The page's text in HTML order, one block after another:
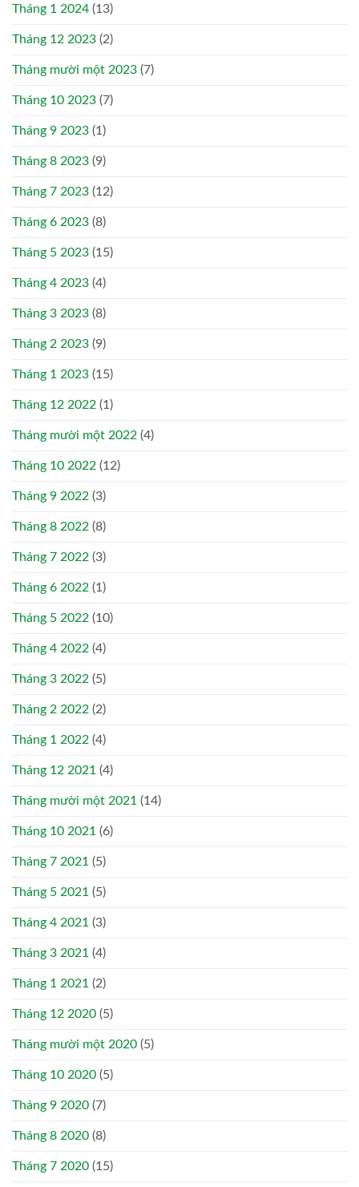
Tháng 1 2024 (13)
Tháng 12 2023 (2)
Tháng mười một 2023 (7)
Tháng 10 2023 (7)
Tháng 9 2023 (1)
Tháng 8 2023 (9)
Tháng 7 2023 (12)
Tháng 6 2023 (8)
Tháng 5 2023 (15)
Tháng 4 2023 (4)
Tháng 3 2023 (8)
Tháng 2 2023 (9)
Tháng 1 2023 (15)
Tháng 12 2022 (1)
Tháng mười một 2022 (4)
Tháng 10 2022 (12)
Tháng 9 2022 (3)
Tháng 8 2022 (8)
Tháng 7 2022 (3)
Tháng 6 2022 (1)
Tháng 5 2022 (10)
Tháng 4 2022 (4)
Tháng 3 2022 (5)
Tháng 2 2022 (2)
Tháng 1 2022 (4)
Tháng 12 2021 (4)
Tháng mười một 2021 (14)
Tháng 10 2021 (6)
Tháng 7 2021 (5)
Tháng 5 2021 (5)
Tháng 4 2021 (3)
Tháng 3 2021 (4)
Tháng 1 2021 (2)
Tháng 12 2020 (5)
Tháng mười một 2020 (5)
Tháng 10 2020 (5)
Tháng 9 2020 (7)
Tháng 8 2020 (8)
Tháng 7 2020 (15)